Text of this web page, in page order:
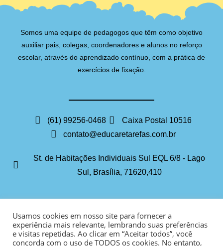
Somos uma equipe de pedagogos que têm como objetivo
auxiliar pais, colegas, coordenadores e alunos no reforço
escolar, através do aprendizado contínuo, com a prática de
exercícios de fixação.
(61) 99256-0468
Caixa Postal 10516
contato@educaretarefas.com.br
St. de Habitações Individuais Sul EQL 6/8 - Lago
Sul, Brasília, 71620,410
Usamos cookies em nosso site para fornecer a
experiência mais relevante, lembrando suas preferências
e visitas repetidas. Ao clicar em “Aceitar todos”, você
concorda com o uso de TODOS os cookies. No entanto,